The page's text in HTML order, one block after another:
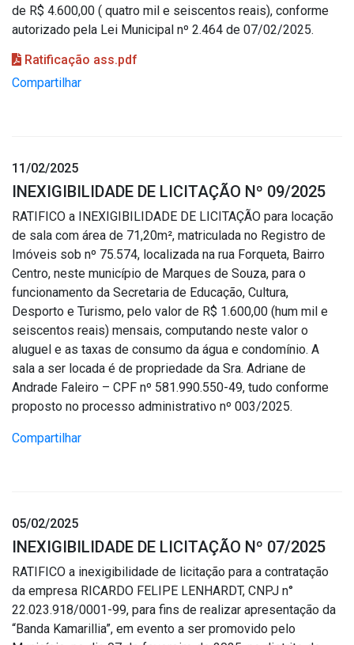
de R$ 4.600,00 ( quatro mil e seiscentos reais), conforme
autorizado pela Lei Municipal nº 2.464 de 07/02/2025.
Ratificação ass.pdf
Compartilhar
11/02/2025
INEXIGIBILIDADE DE LICITAÇÃO Nº 09/2025
RATIFICO a INEXIGIBILIDADE DE LICITAÇÃO para locação
de sala com área de 71,20m², matriculada no Registro de
Imóveis sob nº 75.574, localizada na rua Forqueta, Bairro
Centro, neste município de Marques de Souza, para o
funcionamento da Secretaria de Educação, Cultura,
Desporto e Turismo, pelo valor de R$ 1.600,00 (hum mil e
seiscentos reais) mensais, computando neste valor o
aluguel e as taxas de consumo da água e condomínio. A
sala a ser locada é de propriedade da Sra. Adriane de
Andrade Faleiro – CPF nº 581.990.550-49, tudo conforme
proposto no processo administrativo nº 003/2025.
Compartilhar
05/02/2025
INEXIGIBILIDADE DE LICITAÇÃO Nº 07/2025
RATIFICO a inexigibilidade de licitação para a contratação
da empresa RICARDO FELIPE LENHARDT, CNPJ n°
22.023.918/0001-99, para fins de realizar apresentação da
“Banda Kamarillia”, em evento a ser promovido pelo